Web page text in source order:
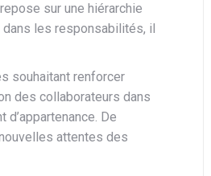
sur une hiérarchie
les responsabilités, il
souhaitant renforcer
des collaborateurs dans
De
attentes des